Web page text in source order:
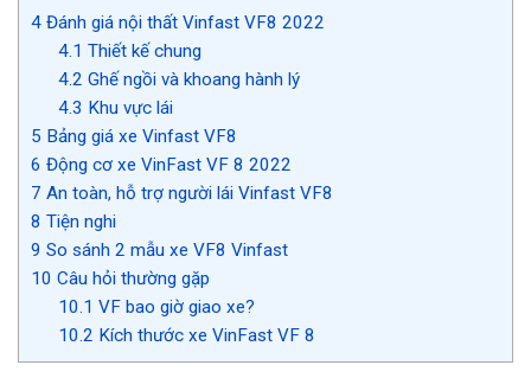
4 Đánh giá nội thất Vinfast VF8 2022
4.1 Thiết kế chung
4.2 Ghế ngồi và khoang hành lý
4.3 Khu vực lái
5 Bảng giá xe Vinfast VF8
6 Động cơ xe VinFast VF 8 2022
7 An toàn, hỗ trợ người lái Vinfast VF8
8 Tiện nghi
9 So sánh 2 mẫu xe VF8 Vinfast
10 Câu hỏi thường gặp
10.1 VF bao giờ giao xe?
10.2 Kích thước xe VinFast VF 8